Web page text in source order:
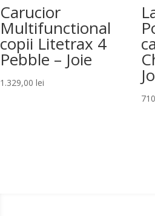
Carucior
Multifunctional
copii Litetrax 4
Pebble – Joie
1.329,00 lei